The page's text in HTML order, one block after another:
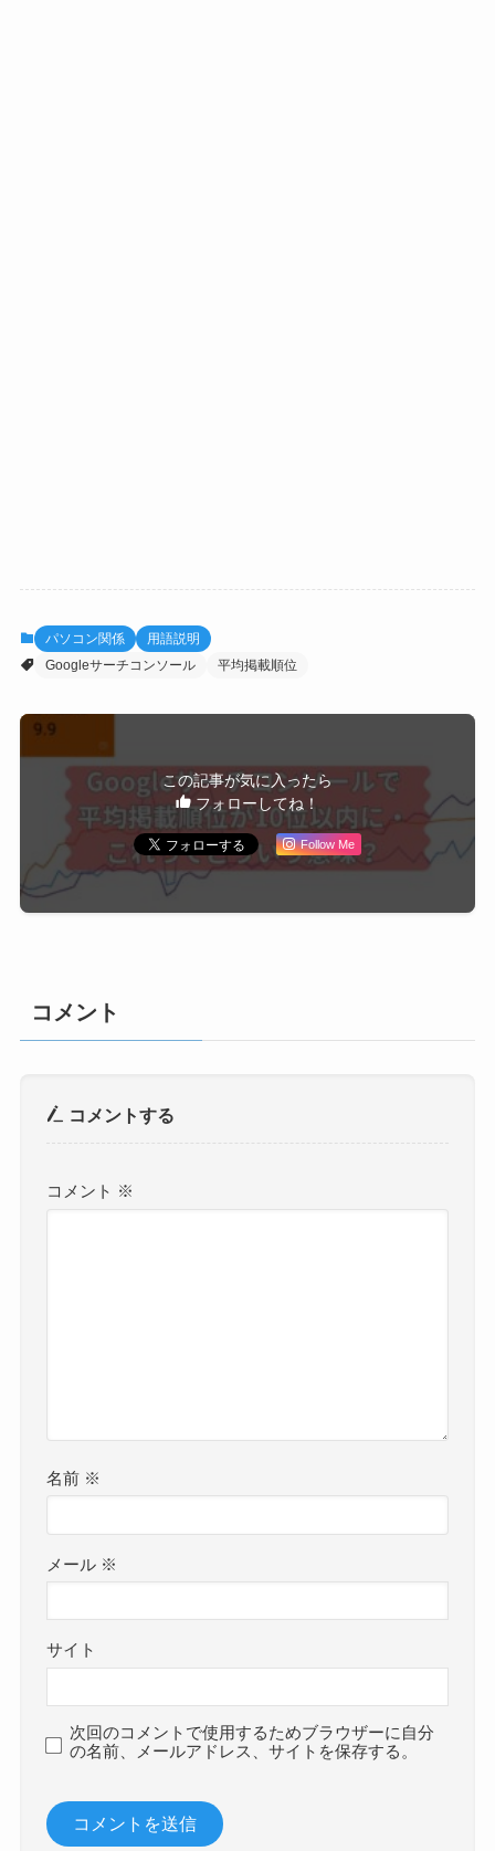
パソコン関係
用語説明
Googleサーチコンソール
平均掲載順位
この記事が気に入ったら
フォローしてね！
Follow Me
コメント
コメントする
コメント ※
名前 ※
メール ※
サイト
次回のコメントで使用するためブラウザーに自分
の名前、メールアドレス、サイトを保存する。